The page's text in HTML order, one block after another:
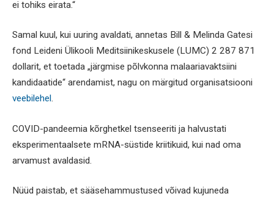
ei tohiks eirata.“
Samal kuul, kui uuring avaldati, annetas Bill & Melinda Gatesi
fond Leideni Ülikooli Meditsiinikeskusele (LUMC) 2 287 871
dollarit, et toetada „järgmise põlvkonna malaariavaktsiini
kandidaatide“ arendamist, nagu on märgitud organisatsiooni
veebilehel.
COVID-pandeemia kõrghetkel tsenseeriti ja halvustati
eksperimentaalsete mRNA-süstide kriitikuid, kui nad oma
arvamust avaldasid.
Nüüd paistab, et sääsehammustused võivad kujuneda